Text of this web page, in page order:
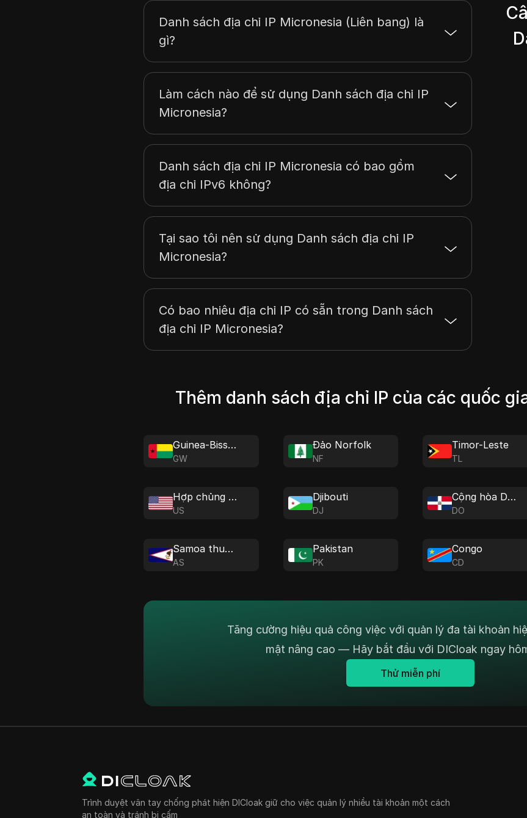
Danh sách địa chỉ IP Micronesia (Liên bang) là
gì?
Làm cách nào để sử dụng Danh sách địa chỉ IP
Micronesia?
Danh sách địa chỉ IP Micronesia có bao gồm
địa chỉ IPv6 không?
Tại sao tôi nên sử dụng Danh sách địa chỉ IP
Micronesia?
Có bao nhiêu địa chỉ IP có sẵn trong Danh sách
địa chỉ IP Micronesia?
Thêm danh sách địa chỉ IP của các quốc
Guinea-Bissau
GW
Đảo Norfolk
NF
Timor-Leste
TL
Hợp chủng quốc Hoa Kỳ
US
Djibouti
DJ
Cộng hòa Dominica
DO
Samoa thuộc Mỹ
AS
Pakistan
PK
Congo
CD
Tăng cường hiệu quả công việc với quản lý đa tài khoản
mật nâng cao — Hãy bắt đầu với DICloak ngay
Thử miễn phí
Trình duyệt vân tay chống phát hiện DICloak giữ cho việc quản lý nhiều tài khoản một cách
an toàn và tránh bị cấm